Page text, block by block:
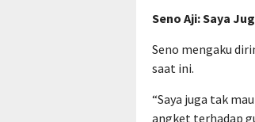
Seno Aji: Saya
Seno mengaku
saat ini.
“Saya juga tak
angket terhadap